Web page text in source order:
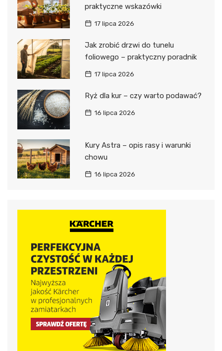
praktyczne wskazówki
17 lipca 2026
Jak zrobić drzwi do tunelu
foliowego – praktyczny poradnik
17 lipca 2026
Ryż dla kur – czy warto podawać?
16 lipca 2026
Kury Astra – opis rasy i warunki
chowu
16 lipca 2026